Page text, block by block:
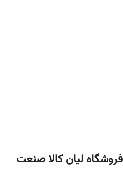
فروشگاه لیان‌ کالا صنعت